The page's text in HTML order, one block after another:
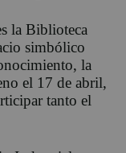
la Biblioteca
simbólico
la
el 17 de abril,
tanto el